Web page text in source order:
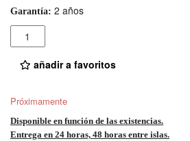
Garantía: 2 años
Cantidad
añadir a favoritos
Próximamente
Disponible en función de las existencias.
Entrega en 24 horas, 48 horas entre islas.